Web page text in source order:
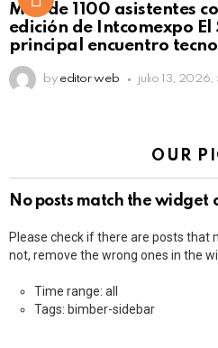
Más de 1100 asistentes
edición de Intcomexpo El
principal encuentro
by editor web julio 13, 2026,
OUR
No posts match the widget
Please check if there are posts that
not, remove the wrong ones in the
Time range: all
Tags: bimber-sidebar